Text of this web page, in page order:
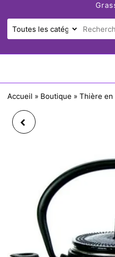
Accueil » Boutique » Thière en